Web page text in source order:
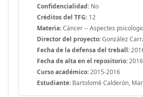
Confidencialidad: No
Créditos del TFG: 12
Materia:Càncer -- Aspectes
Director del proyecto:González
Fecha de la defensa del treball:
Fecha de alta en el repositorio:
Curso académico:2015-2016
Estudiante: Bartolomé Calderón,